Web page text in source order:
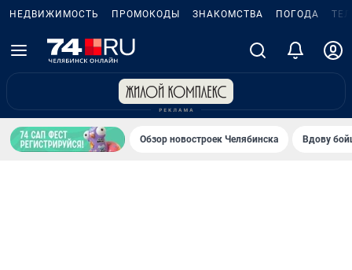
НЕДВИЖИМОСТЬ ПРОМОКОДЫ ЗНАКОМСТВА ПОГОДА
Обзор новостроек Челябинска Вдову